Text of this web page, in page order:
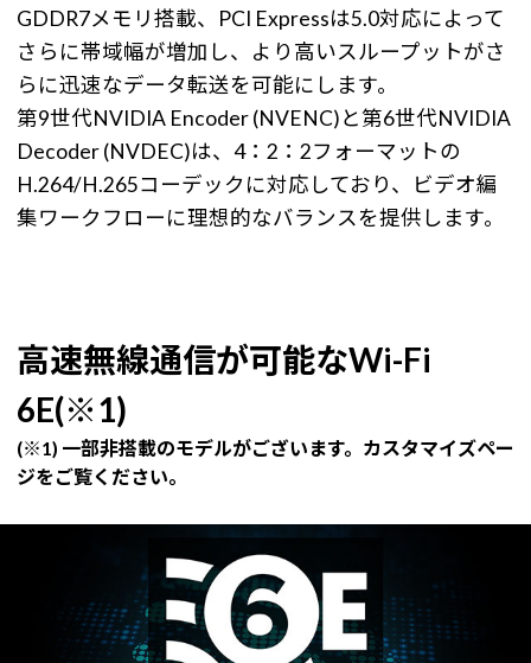
GDDR7メモリ搭載、PCI Expressは5.0対応によって
さらに帯域幅が増加し、より高いスループットがさ
らに迅速なデータ転送を可能にします。
第9世代NVIDIA Encoder (NVENC)と第6世代NVIDIA
Decoder (NVDEC)は、4：2：2フォーマットの
H.264/H.265コーデックに対応しており、ビデオ編
集ワークフローに理想的なバランスを提供します。
高速無線通信が可能なWi-Fi
6E(※1)
(※1) 一部非搭載のモデルがございます。カスタマイズペー
ジをご覧ください。